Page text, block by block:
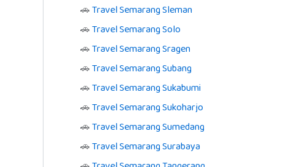
🚗Travel Semarang Sleman
🚗Travel Semarang Solo
🚗Travel Semarang Sragen
🚗Travel Semarang Subang
🚗Travel Semarang Sukabumi
🚗Travel Semarang Sukoharjo
🚗Travel Semarang Sumedang
🚗Travel Semarang Surabaya